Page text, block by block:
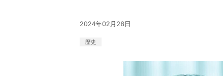
2024年02月28日
歴史